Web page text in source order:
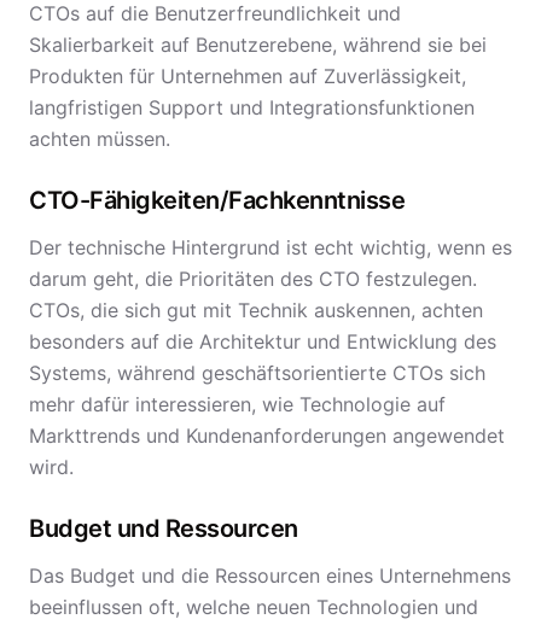
CTOs auf die Benutzerfreundlichkeit und
Skalierbarkeit auf Benutzerebene, während sie bei
Produkten für Unternehmen auf Zuverlässigkeit,
langfristigen Support und Integrationsfunktionen
achten müssen.
CTO-Fähigkeiten/Fachkenntnisse
Der technische Hintergrund ist echt wichtig, wenn es
darum geht, die Prioritäten des CTO festzulegen.
CTOs, die sich gut mit Technik auskennen, achten
besonders auf die Architektur und Entwicklung des
Systems, während geschäftsorientierte CTOs sich
mehr dafür interessieren, wie Technologie auf
Markttrends und Kundenanforderungen angewendet
wird.
Budget und Ressourcen
Das Budget und die Ressourcen eines Unternehmens
beeinflussen oft, welche neuen Technologien und